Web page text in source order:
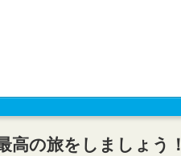
高の旅をしましょう！